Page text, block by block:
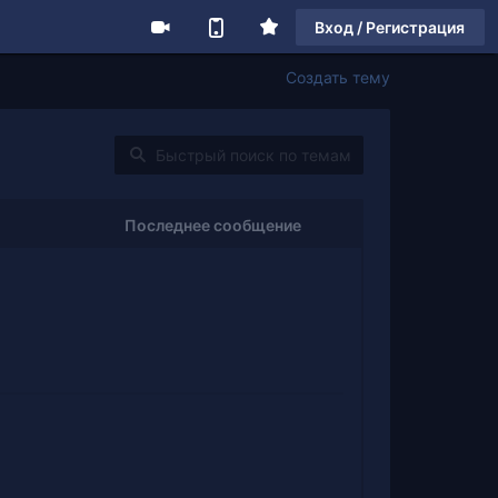
Вход / Регистрация
Создать тему
Последнее сообщение